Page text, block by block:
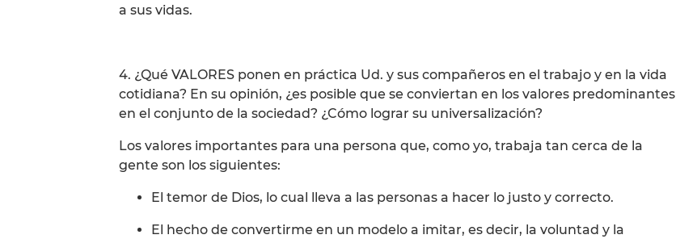
a sus vidas.
4. ¿Qué VALORES ponen en práctica Ud. y sus compañeros en el trabajo y en la vida
cotidiana? En su opinión, ¿es posible que se conviertan en los valores predominantes
en el conjunto de la sociedad? ¿Cómo lograr su universalización?
Los valores importantes para una persona que, como yo, trabaja tan cerca de la
gente son los siguientes:
El temor de Dios, lo cual lleva a las personas a hacer lo justo y correcto.
El hecho de convertirme en un modelo a imitar, es decir, la voluntad y la